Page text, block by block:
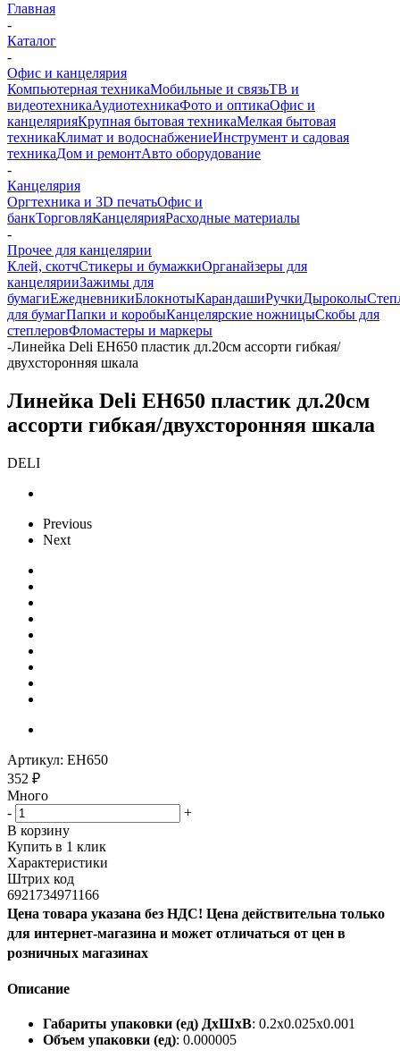
Главная
-
Каталог
-
Офис и канцелярия
Компьютерная техникаМобильные и связьТВ и
видеотехникаАудиотехникаФото и оптикаОфис и
канцелярияКрупная бытовая техникаМелкая бытовая
техникаКлимат и водоснабжениеИнструмент и садовая
техникаДом и ремонтАвто оборудование
-
Канцелярия
Оргтехника и 3D печатьОфис и
банкТорговляКанцелярияРасходные материалы
-
Прочее для канцелярии
Клей, скотчСтикеры и бумажкиОрганайзеры для
канцелярииЗажимы для
бумагиЕжедневникиБлокнотыКарандашиРучкиДыроколы
для бумагПапки и коробыКанцелярские ножницыСкобы для
степлеровФломастеры и маркеры
-Линейка Deli EH650 пластик дл.20см ассорти гибкая/
двухсторонняя шкала
Линейка Deli EH650 пластик дл.20см
ассорти гибкая/двухсторонняя шкала
DELI
Previous
Next
Артикул: EH650
352 ₽
Много
-
+
В корзину
Купить в 1 клик
Характеристики
Штрих код
6921734971166
Цена товара указана без НДС! Цена действительна только
для интернет-магазина и может отличаться от цен в
розничных магазинах
Описание
Габариты упаковки (ед) ДхШхВ: 0.2x0.025x0.001
Объем упаковки (ед): 0.000005